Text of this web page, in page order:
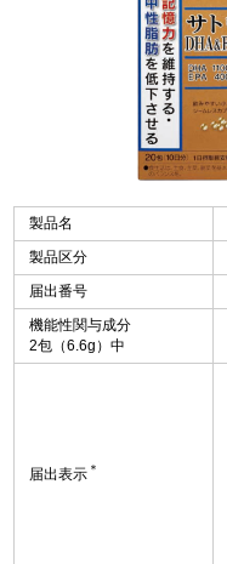
製品名
製品区分
届出番号
機能性関与成分
2包（6.6g）中
届出表示 ＊